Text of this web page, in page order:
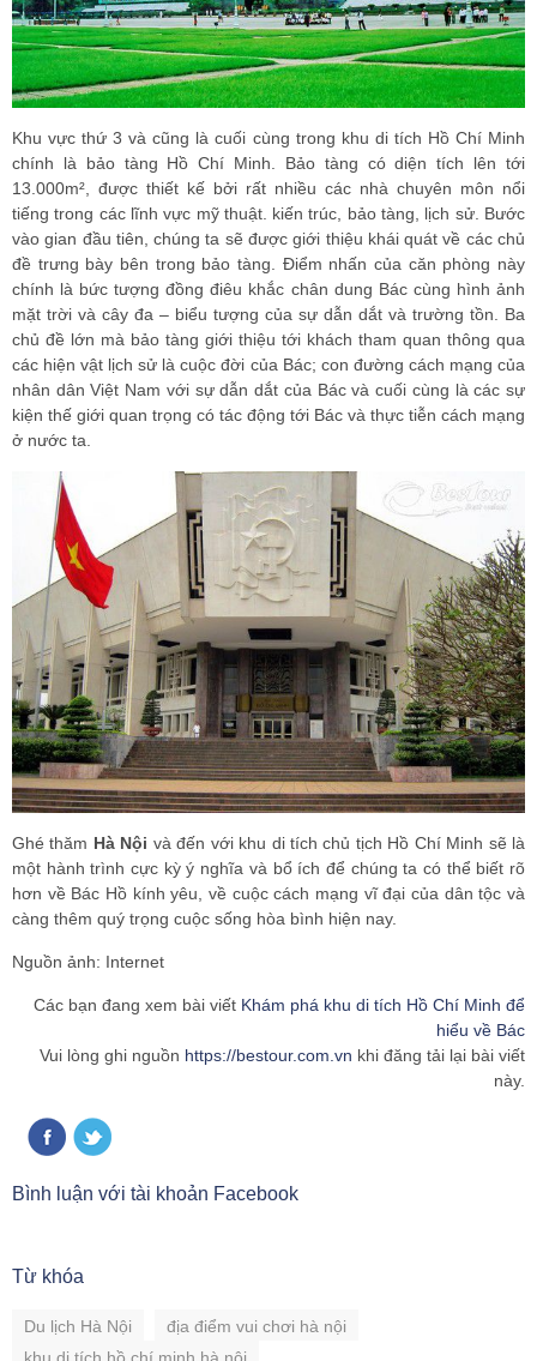
Khu vực thứ 3 và cũng là cuối cùng trong khu di tích Hồ Chí Minh
chính là bảo tàng Hồ Chí Minh. Bảo tàng có diện tích lên tới
13.000m², được thiết kế bởi rất nhiều các nhà chuyên môn nổi
tiếng trong các lĩnh vực mỹ thuật. kiến trúc, bảo tàng, lịch sử. Bước
vào gian đầu tiên, chúng ta sẽ được giới thiệu khái quát về các chủ
đề trưng bày bên trong bảo tàng. Điểm nhấn của căn phòng này
chính là bức tượng đồng điêu khắc chân dung Bác cùng hình ảnh
mặt trời và cây đa – biểu tượng của sự dẫn dắt và trường tồn. Ba
chủ đề lớn mà bảo tàng giới thiệu tới khách tham quan thông qua
các hiện vật lịch sử là cuộc đời của Bác; con đường cách mạng của
nhân dân Việt Nam với sự dẫn dắt của Bác và cuối cùng là các sự
kiện thế giới quan trọng có tác động tới Bác và thực tiễn cách mạng
ở nước ta.
Ghé thăm Hà Nội và đến với khu di tích chủ tịch Hồ Chí Minh sẽ là
một hành trình cực kỳ ý nghĩa và bổ ích để chúng ta có thể biết rõ
hơn về Bác Hồ kính yêu, về cuộc cách mạng vĩ đại của dân tộc và
càng thêm quý trọng cuộc sống hòa bình hiện nay.
Nguồn ảnh: Internet
Các bạn đang xem bài viết Khám phá khu di tích Hồ Chí Minh để
hiểu về Bác
Vui lòng ghi nguồn https://bestour.com.vn khi đăng tải lại bài viết
này.
Bình luận với tài khoản Facebook
Từ khóa
Du lịch Hà Nội
địa điểm vui chơi hà nội